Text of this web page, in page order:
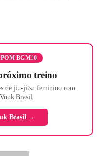
BGM10
treino
de jiu-jitsu feminino com
Brasil.
Brasil →